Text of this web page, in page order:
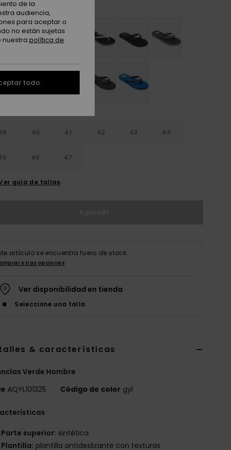
Green/yellow
40 41 42 43 44
46 47
guía de tallas
artículo se encuentra fuera de stock.
otras opciones
Ver disponibilidad en tienda
Seleccione una talla
& características
Verde Hombre
AQYL101325 Código de color gyl
Parte superior: sintética
Plantilla: plantilla antideslizante con texturas
de la
audiencia,
para aceptar o
no están sujetas
nuestra política de
todo